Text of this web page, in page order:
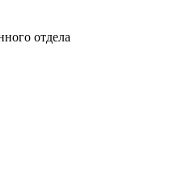
отдела